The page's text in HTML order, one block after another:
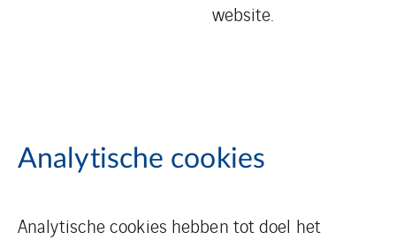
website.
Analytische cookies
Analytische cookies hebben tot doel het